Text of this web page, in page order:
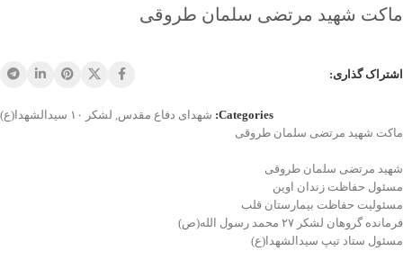
ماکت شهید مرتضی سلمان طروقی
اشتراک گذاری:
Categories: شهدای دفاع مقدس, لشکر ۱۰ سیدالشهدا(ع)
ماکت شهید مرتضی سلمان طروقی
شهید مرتضی سلمان طروقی
مسئول حفاظت زندان اوین
مسئولیت حفاظت بیمارستان قلب
فرمانده گروهان لشکر ۲۷ محمد رسول الله(ص)
مسئول ستاد تیپ سیدالشهدا(ع)